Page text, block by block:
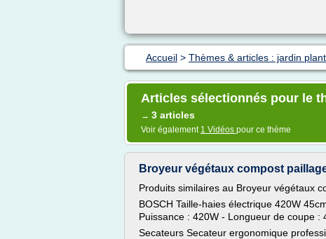
Accueil > Thèmes & articles : jardin
Articles sélectionnés pour le
→ 3 articles
Voir également 1 Vidéos pour ce thème
Broyeur végétaux compost
Produits similaires au Broyeur végétaux
BOSCH Taille-haies électrique 420W
Puissance : 420W - Longueur de coupe :
Secateurs Secateur ergonomique